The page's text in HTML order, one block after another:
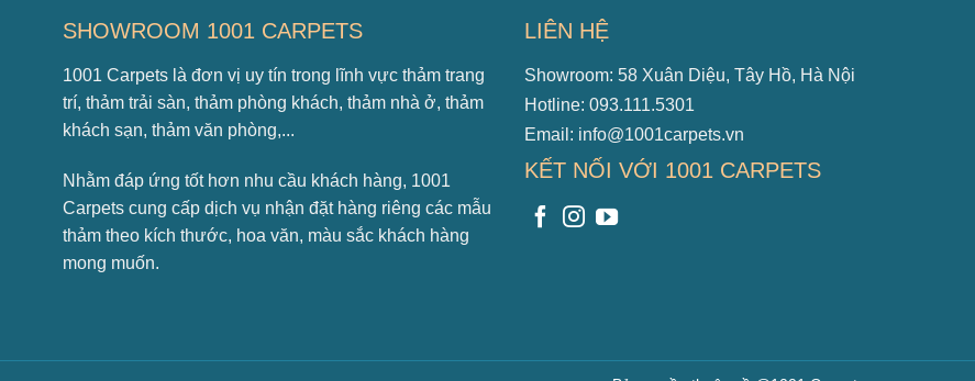
SHOWROOM 1001 CARPETS
1001 Carpets là đơn vị uy tín trong lĩnh vực thảm trang
trí, thảm trải sàn, thảm phòng khách, thảm nhà ở, thảm
khách sạn, thảm văn phòng,...
Nhằm đáp ứng tốt hơn nhu cầu khách hàng, 1001
Carpets cung cấp dịch vụ nhận đặt hàng riêng các mẫu
thảm theo kích thước, hoa văn, màu sắc khách hàng
mong muốn.
LIÊN HỆ
Showroom: 58 Xuân Diệu, Tây Hồ, Hà Nội
Hotline: 093.111.5301
Email: info@1001carpets.vn
KẾT NỐI VỚI 1001 CARPETS